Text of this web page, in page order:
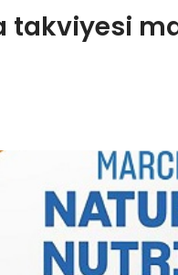
takviyesi